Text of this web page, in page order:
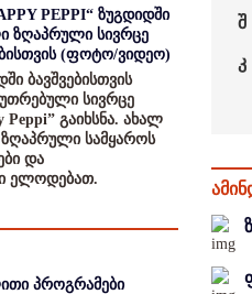
PEPPI“ ზუგდიდში
ზღაპრული სივრცე
(ფოტო/ვიდეო)
ბავშვებისთვის
სივრცე
Peppi” გაიხსნა. ახალ
სამყაროს
და
ელოდებათ.
პროგრამები
შ
კ